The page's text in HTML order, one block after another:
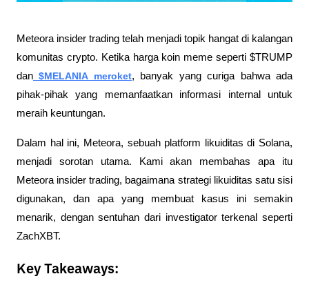
Meteora insider trading telah menjadi topik hangat di kalangan
komunitas crypto. Ketika harga koin meme seperti $TRUMP
dan $MELANIA meroket, banyak yang curiga bahwa ada
pihak-pihak yang memanfaatkan informasi internal untuk
meraih keuntungan.
Dalam hal ini, Meteora, sebuah platform likuiditas di Solana,
menjadi sorotan utama. Kami akan membahas apa itu
Meteora insider trading, bagaimana strategi likuiditas satu sisi
digunakan, dan apa yang membuat kasus ini semakin
menarik, dengan sentuhan dari investigator terkenal seperti
ZachXBT.
Key Takeaways: